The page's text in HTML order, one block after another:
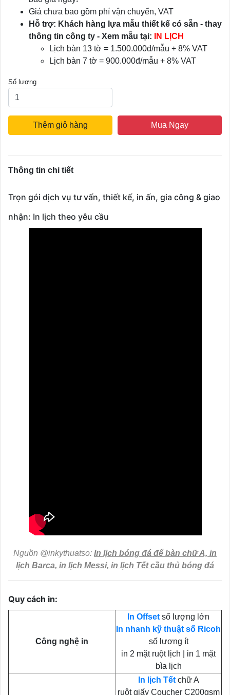
Giá chưa bao gồm phí vận chuyển, VAT
Hỗ trợ: Khách hàng lựa mẫu thiết kế có sẵn - thay
thông tin công ty - Xem mẫu tại:
IN LỊCH
Lịch bàn 13 tờ = 1.500.000đ/mẫu + 8% VAT
Lịch bàn 7 tờ = 900.000đ/mẫu + 8% VAT
Số lượng
Thêm giỏ hàng Mua Ngay
Thông tin chi tiết
Trọn gói dịch vụ tư vấn, thiết kế, in ấn, gia công & giao
nhận: In lịch theo yêu cầu
Nguồn @inkythuatso: In lịch bóng đá để bàn chữ A, in
lịch Barca, in lịch Messi, in lịch Tết cầu thủ bóng đá
Quy cách in:
Công nghệ in
In Offsetsố lượng lớn
In nhanh kỹ thuật số Ricoh
số lượng ít
in 2 mặt ruột lịch | in 1 mặt
bìa lịch
In lịch Tếtchữ A
ruột giấy Coucher C200gsm